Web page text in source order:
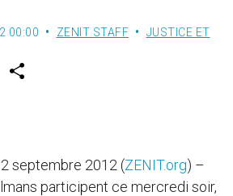
00:00 ZENIT STAFF
JUSTICE ET
w
septembre 2012 (ZENIT.org) –
participent ce mercredi soir,